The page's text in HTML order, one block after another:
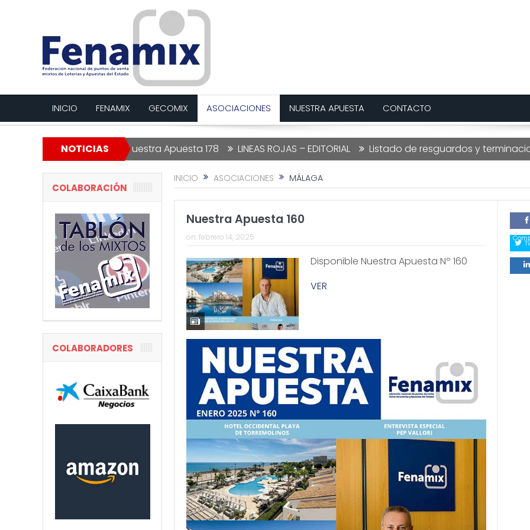
INICIO FENAMIX GECOMIX ASOCIACIONES NUESTRA APUESTA CONTACTO
NOTICIAS
Nuestra Apuesta 178 LINEAS ROJAS – EDITORIAL Listado de resguardos y terminaciones
INICIO ASOCIACIONES MÁLAGA
Nuestra Apuesta 160
on: febrero 14, 2025
Disponible Nuestra Apuesta Nº 160
VER
COLABORACIÓN
COLABORADORES